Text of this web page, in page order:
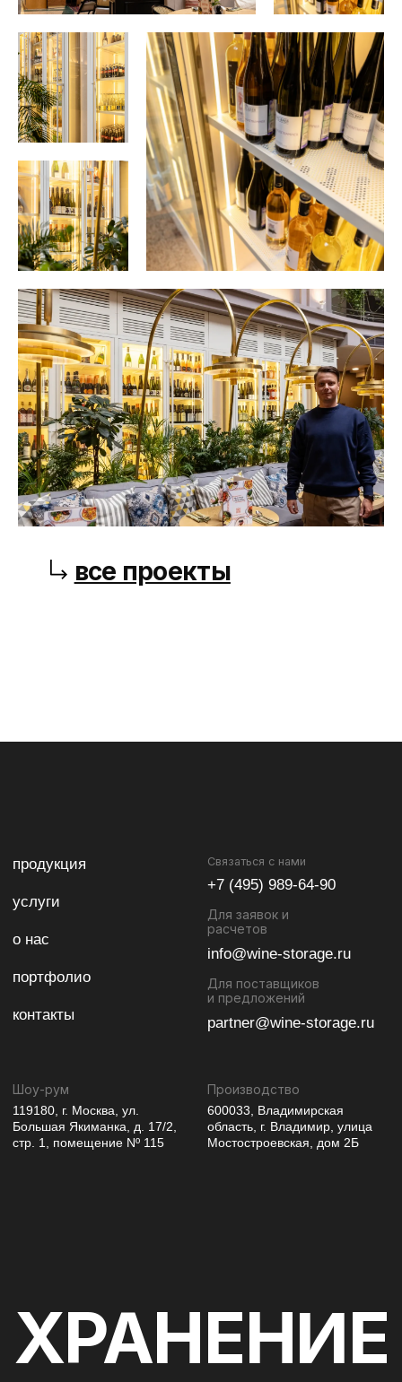
все проекты
продукция
услуги
о нас
портфолио
контакты
Для поставщиков
и предложений
partner@wine-storage.ru
Для заявок и
расчетов
info@wine-storage.ru
Связаться с нами
+7 (495) 989-64-90
600033, Владимирская
область, г. Владимир, улица
Мостостроевская, дом 2Б
Производство
119180, г. Москва, ул.
Большая Якиманка, д. 17/2,
стр. 1, помещение Nº 115
Шоу-рум